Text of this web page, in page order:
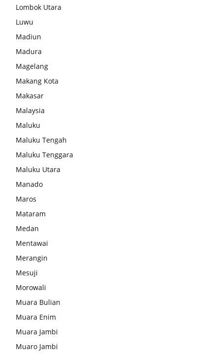
Lombok Utara
Luwu
Madiun
Madura
Magelang
Makang Kota
Makasar
Malaysia
Maluku
Maluku Tengah
Maluku Tenggara
Maluku Utara
Manado
Maros
Mataram
Medan
Mentawai
Merangin
Mesuji
Morowali
Muara Bulian
Muara Enim
Muara Jambi
Muaro Jambi